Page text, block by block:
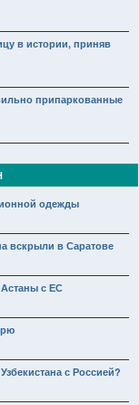
в истории, приняв
припаркованные
одежды
вскрыли в Саратове
с ЕС
с Россией?